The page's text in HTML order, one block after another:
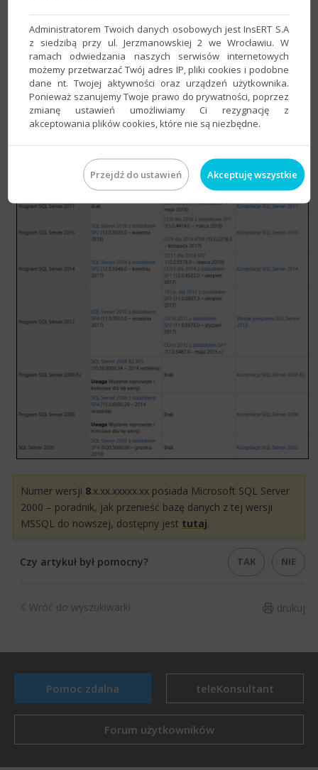
Poniżej znajduje się tabela opisująca, który numer odpowiada
Numer wersji 8.x.xx.xxxxx.xx posiada Microsoft SQL Server
2000 – poradnik, jak przenieść bazę danych z tej wersji
MSSQL do nowszej, dostępny jest tutaj.
Czy artykuł był pomocny? TAK NIE
drukuj
Wróć do wyszukiwarki
Pomoc zdalna teleKonsultant
Forum użytkowników
Administratorem Twoich danych osobowych jest InsERT S.A
z siedzibą przy ul. Jerzmanowskiej 2 we Wrocławiu. W
ramach odwiedzania naszych serwisów internetowych
możemy przetwarzać Twój adres IP, pliki cookies i podobne
dane nt. Twojej aktywności oraz urządzeń użytkownika.
Ponieważ szanujemy Twoje prawo do prywatności, poprzez
zmianę ustawień umożliwiamy Ci rezygnację z
akceptowania plików cookies, które nie są niezbędne.
Przejdź do ustawień Akceptuję wszystkie